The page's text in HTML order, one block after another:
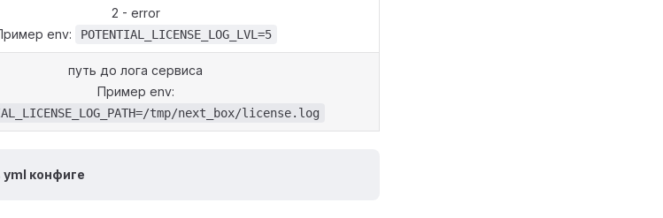
2 - error
env:
POTENTIAL_LICENSE_LOG_LVL=5
путь до лога сервиса
Пример env:
tmp/next_box/license.log
конфиге